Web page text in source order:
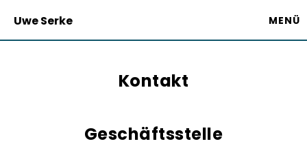
Uwe Serke MENÜ
Kontakt
Geschäftsstelle